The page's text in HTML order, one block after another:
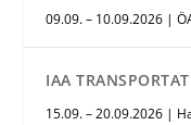
09.09. – 10.09.2026 |
IAA
15.09. – 20.09.2026 |